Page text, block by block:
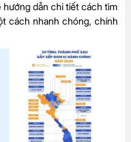
hướng dẫn chi tiết cách tìm
cách nhanh chóng, chính